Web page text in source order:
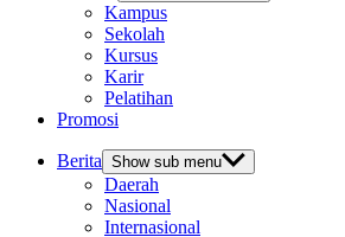
Kampus
Sekolah
Kursus
Karir
Pelatihan
Promosi
Berita Show sub menu
Daerah
Nasional
Internasional